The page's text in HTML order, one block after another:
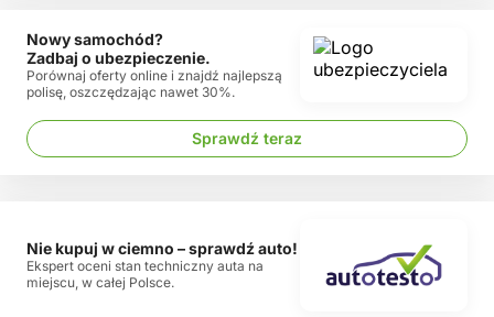
Nowy samochód?
Zadbaj o ubezpieczenie.
Porównaj oferty online i znajdź najlepszą
polisę, oszczędzając nawet 30%.
Sprawdź teraz
Nie kupuj w ciemno – sprawdź auto!
Ekspert oceni stan techniczny auta na
miejscu, w całej Polsce.